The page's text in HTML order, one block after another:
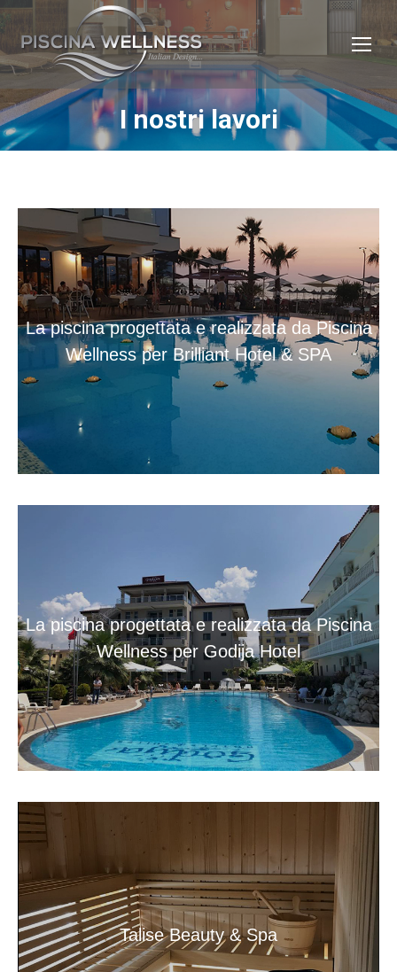
I nostri lavori
Tu sei qui:
La piscina progettata e realizzata da Piscina
Wellness per Brilliant Hotel & SPA
La piscina progettata e realizzata da Piscina
Wellness per Godija Hotel
Talise Beauty & Spa